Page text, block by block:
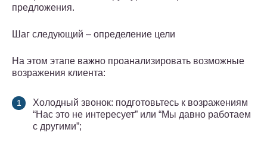
предложения.
Шаг следующий – определение цели
На этом этапе важно проанализировать возможные
возражения клиента:
Холодный звонок: подготовьтесь к возражениям
“Нас это не интересует” или “Мы давно работаем
с другими”;